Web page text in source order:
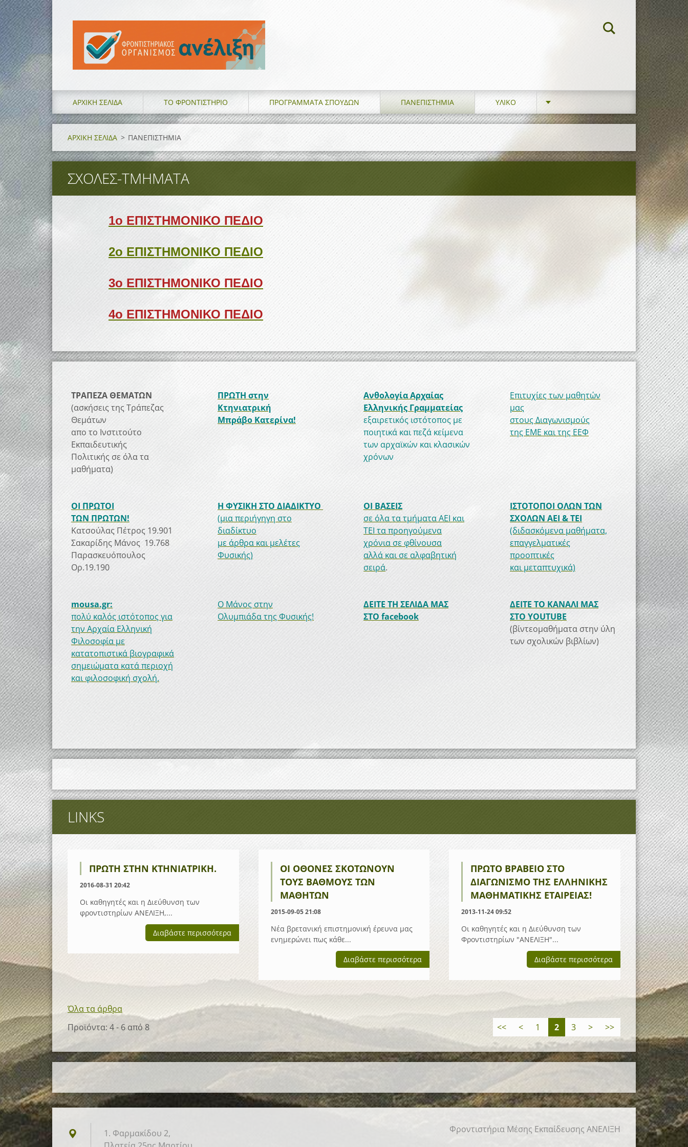
ΑΡΧΙΚΗ ΣΕΛΙΔΑ ΤΟ ΦΡΟΝΤΙΣΤΗΡΙΟ ΠΡΟΓΡΑΜΜΑΤΑ ΣΠΟΥΔΩΝ ΠΑΝΕΠΙΣΤΗΜΙΑ ΥΛΙΚΟ
ΑΡΧΙΚΗ ΣΕΛΙΔΑ > ΠΑΝΕΠΙΣΤΗΜΙΑ
ΣΧΟΛΕΣ-ΤΜΗΜΑΤΑ
1ο ΕΠΙΣΤΗΜΟΝΙΚΟ ΠΕΔΙΟ
2ο ΕΠΙΣΤΗΜΟΝΙΚΟ ΠΕΔΙΟ
3ο ΕΠΙΣΤΗΜΟΝΙΚΟ ΠΕΔΙΟ
4ο ΕΠΙΣΤΗΜΟΝΙΚΟ ΠΕΔΙΟ
ΤΡΑΠΕΖΑ ΘΕΜΑΤΩΝ
(ασκήσεις της Τράπεζας
Θεμάτων
απο το Ινστιτούτο
Εκπαιδευτικής
Πολιτικής σε όλα τα
μαθήματα)
ΠΡΩΤΗ στην
Κτηνιατρική
Μπράβο Κατερίνα!
Ανθολογία Αρχαίας
Ελληνικής Γραμματείας
εξαιρετικός ιστότοπος με
ποιητικά και πεζά κείμενα
των αρχαϊκών και κλασικών
χρόνων
Επιτυχίες των μαθητών
μας
στους Διαγωνισμούς
της ΕΜΕ και της ΕΕΦ
ΟΙ ΠΡΩΤΟΙ
ΤΩΝ ΠΡΩΤΩΝ!
Κατσούλας Πέτρος 19.901
Σακαρίδης Μάνος 19.768
Παρασκευόπουλος
Ορ.19.190
Η ΦΥΣΙΚΗ ΣΤΟ ΔΙΑΔΙΚΤΥΟ
(μια περιήγηγη στο
διαδίκτυο
με άρθρα και μελέτες
Φυσικής)
ΟΙ ΒΑΣΕΙΣ
σε όλα τα τμήματα ΑΕΙ και
ΤΕΙ τα προηγούμενα
χρόνια σε φθίνουσα
αλλά και σε αλφαβητική
σειρά.
ΙΣΤΟΤΟΠΟΙ ΟΛΩΝ ΤΩΝ
ΣΧΟΛΩΝ ΑΕΙ & ΤΕΙ
(διδασκόμενα μαθήματα,
επαγγελματικές
προοπτικές
και μεταπτυχικά)
mousa.gr:
πολύ καλός ιστότοπος για
την Αρχαία Ελληνική
Φιλοσοφία με
κατατοπιστικά βιογραφικά
σημειώματα κατά περιοχή
και φιλοσοφική σχολή.
Ο Μάνος στην
Ολυμπιάδα της Φυσικής!
ΔΕΙΤΕ ΤΗ ΣΕΛΙΔΑ ΜΑΣ
ΣΤΟ facebook
ΔΕΙΤΕ ΤΟ ΚΑΝΑΛΙ ΜΑΣ
ΣΤΟ YOUTUBE
(βίντεομαθήματα στην ύλη
των σχολικών βιβλίων)
LINKS
ΠΡΏΤΗ ΣΤΗΝ ΚΤΗΝΙΑΤΡΙΚΉ.
2016-08-31 20:42
Οι καθηγητές και η Διεύθυνση των
φροντιστηρίων ΑΝΕΛΙΞΗ,...
Διαβάστε περισσότερα
ΟΙ ΟΘΌΝΕΣ ΣΚΟΤΏΝΟΥΝ
ΤΟΥΣ ΒΑΘΜΟΎΣ ΤΩΝ
ΜΑΘΗΤΏΝ
2015-09-05 21:08
Νέα βρετανική επιστημονική έρευνα μας
ενημερώνει πως κάθε...
Διαβάστε περισσότερα
ΠΡΏΤΟ ΒΡΑΒΕΊΟ ΣΤΟ
ΔΙΑΓΩΝΙΣΜΌ ΤΗΣ ΕΛΛΗΝΙΚΉΣ
ΜΑΘΗΜΑΤΙΚΉΣ ΕΤΑΙΡΕΊΑΣ!
2013-11-24 09:52
Οι καθηγητές και η Διεύθυνση των
Φροντιστηρίων "ΑΝΕΛΙΞΗ"...
Διαβάστε περισσότερα
Όλα τα άρθρα
Προϊόντα: 4 - 6 από 8
<< < 1 2 3 > >>
1. Φαρμακίδου 2,
Φροντιστήρια Μέσης Εκπαίδευσης ΑΝΕΛΙΞΗ